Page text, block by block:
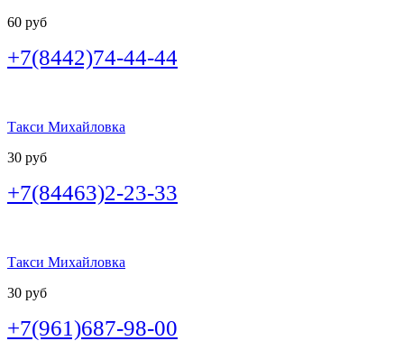
60 руб
+7(8442)74-44-44
Такси Михайловка
30 руб
+7(84463)2-23-33
Такси Михайловка
30 руб
+7(961)687-98-00